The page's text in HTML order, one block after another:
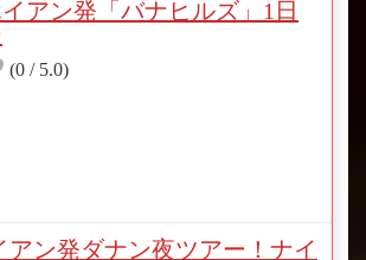
アン発「バナヒルズ」1日
(0 / 5.0)
アン発ダナン夜ツアー！ナイ